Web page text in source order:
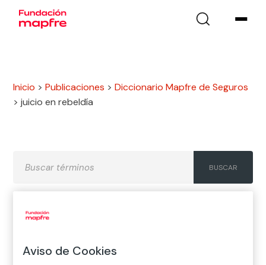
Inicio >Publicaciones >Diccionario Mapfre de Seguros
>juicio en rebeldía
H
J K
Aviso de Cookies